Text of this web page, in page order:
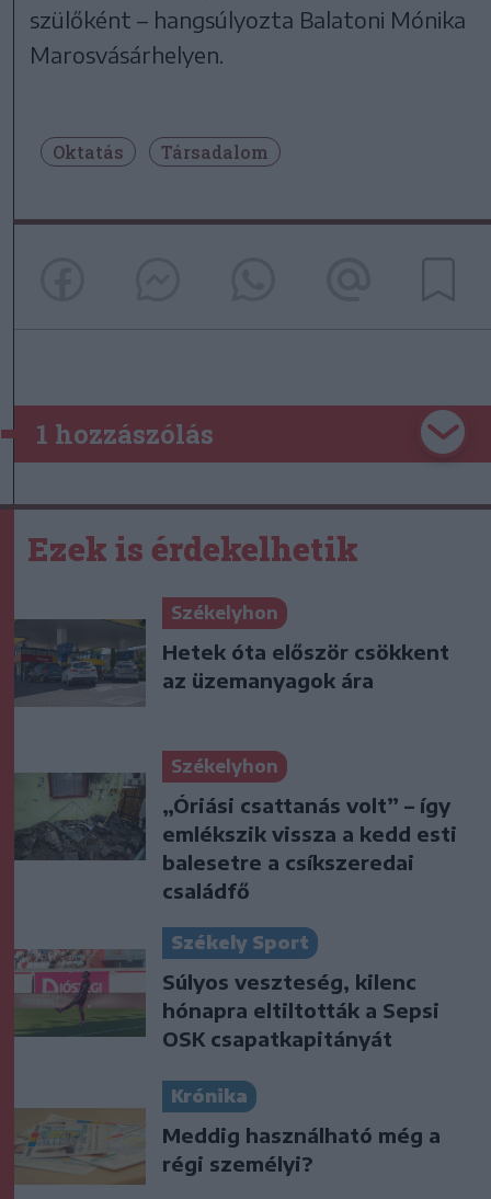
szülőként – hangsúlyozta Balatoni Mónika
Marosvásárhelyen.
Oktatás Társadalom
1 hozzászólás
Ezek is érdekelhetik
Székelyhon
Hetek óta először csökkent
az üzemanyagok ára
Székelyhon
„Óriási csattanás volt” – így
emlékszik vissza a kedd esti
balesetre a csíkszeredai
családfő
Székely Sport
Súlyos veszteség, kilenc
hónapra eltiltották a Sepsi
OSK csapatkapitányát
Krónika
Meddig használható még a
régi személyi?